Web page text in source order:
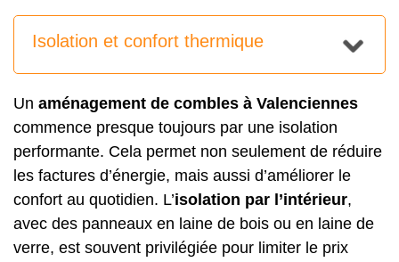
Isolation et confort thermique
Un aménagement de combles à Valenciennes
commence presque toujours par une isolation
performante. Cela permet non seulement de réduire
les factures d’énergie, mais aussi d’améliorer le
confort au quotidien. L’isolation par l’intérieur,
avec des panneaux en laine de bois ou en laine de
verre, est souvent privilégiée pour limiter le prix